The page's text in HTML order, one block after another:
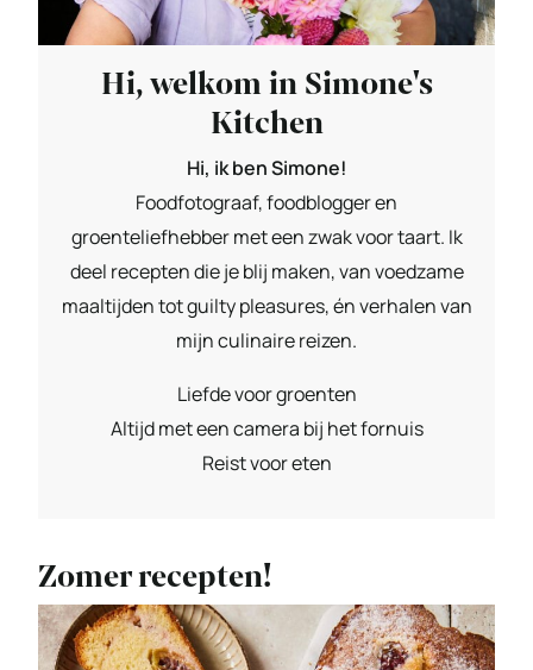
Hi, welkom in Simone's
Kitchen
Hi, ik ben Simone!
Foodfotograaf, foodblogger en
groenteliefhebber met een zwak voor taart. Ik
deel recepten die je blij maken, van voedzame
maaltijden tot guilty pleasures, én verhalen van
mijn culinaire reizen.
Liefde voor groenten
Altijd met een camera bij het fornuis
Reist voor eten
Zomer recepten!